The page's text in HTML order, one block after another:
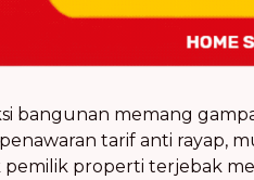
bangunan memang
tarif anti rayap,
pemilik properti terjebak